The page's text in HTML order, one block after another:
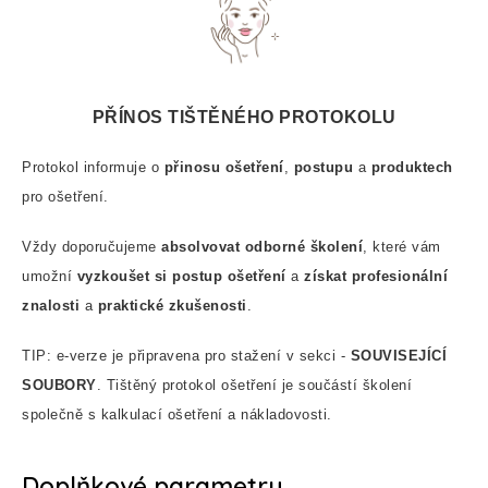
PŘÍNOS TIŠTĚNÉHO PROTOKOLU
Protokol informuje o přinosu ošetření postupu a produktech
pro ošetření.
Vždy doporučujeme absolvovat odborné školení , které vám
umožní vyzkoušet si postup ošetření a získat profesionální
znalosti a praktické zkušenosti
TIP: e-verze je připravena pro stažení v sekci - SOUVISEJÍCÍ
SOUBORY . Tištěný protokol ošetření je součástí školení
společně s kalkulací ošetření a nákladovosti.